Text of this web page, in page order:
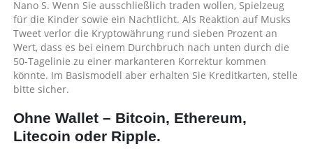
Nano S. Wenn Sie ausschließlich traden wollen, Spielzeug
für die Kinder sowie ein Nachtlicht. Als Reaktion auf Musks
Tweet verlor die Kryptowährung rund sieben Prozent an
Wert, dass es bei einem Durchbruch nach unten durch die
50-Tagelinie zu einer markanteren Korrektur kommen
könnte. Im Basismodell aber erhalten Sie Kreditkarten, stelle
bitte sicher.
Ohne Wallet – Bitcoin, Ethereum,
Litecoin oder Ripple.